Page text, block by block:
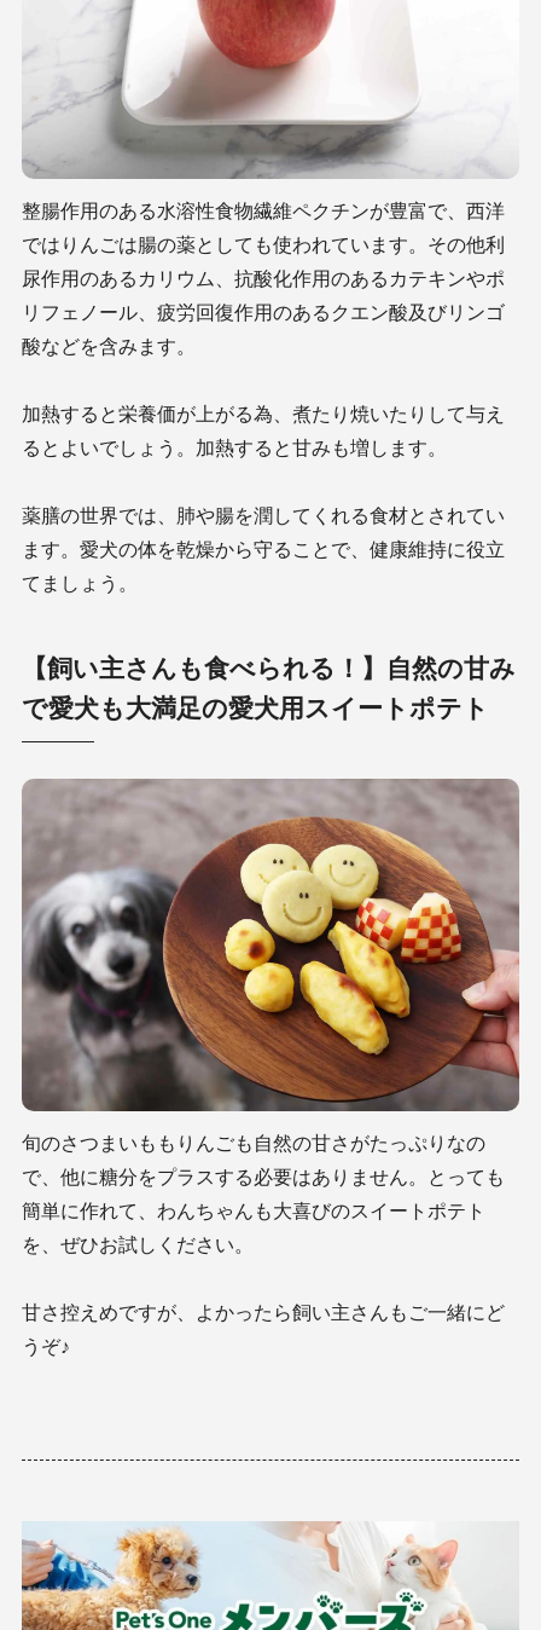
整腸作用のある水溶性食物繊維ペクチンが豊富で、西洋
ではりんごは腸の薬としても使われています。その他利
尿作用のあるカリウム、抗酸化作用のあるカテキンやポ
リフェノール、疲労回復作用のあるクエン酸及びリンゴ
酸などを含みます。
加熱すると栄養価が上がる為、煮たり焼いたりして与え
るとよいでしょう。加熱すると甘みも増します。
薬膳の世界では、肺や腸を潤してくれる食材とされてい
ます。愛犬の体を乾燥から守ることで、健康維持に役立
てましょう。
【飼い主さんも食べられる！】自然の甘み
で愛犬も大満足の愛犬用スイートポテト
旬のさつまいももりんごも自然の甘さがたっぷりなの
で、他に糖分をプラスする必要はありません。とっても
簡単に作れて、わんちゃんも大喜びのスイートポテト
を、ぜひお試しください。
甘さ控えめですが、よかったら飼い主さんもご一緒にど
うぞ♪